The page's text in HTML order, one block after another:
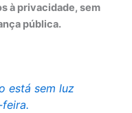
à privacidade, sem
pública.
está sem luz